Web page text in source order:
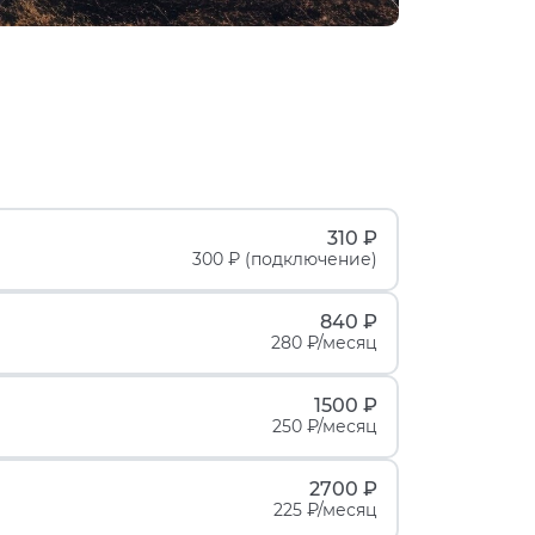
310 ₽
300 ₽ (подключение)
840 ₽
280 ₽/месяц
1500 ₽
250 ₽/месяц
2700 ₽
225 ₽/месяц